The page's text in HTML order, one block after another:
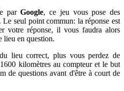
parGoogle, ce jeu vous pose des
Le seul point commun: la réponse est
votre réponse, il vous faudra alors
lieu en question.
lieu correct, plus vous perdez de
kilomètres au compteur et le but
de questions avant d'être à court de